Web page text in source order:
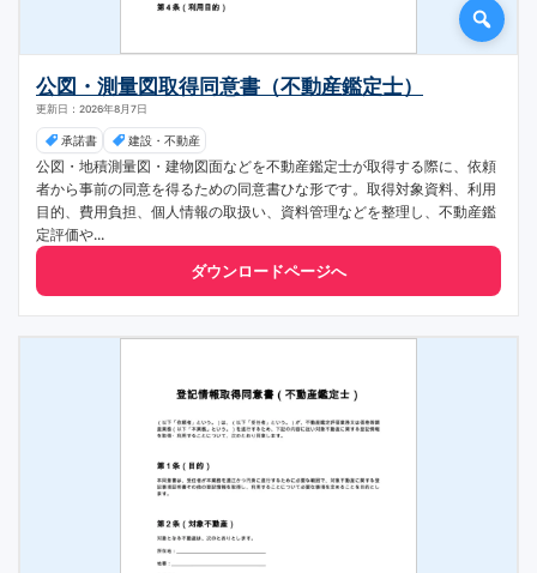
公図・測量図取得同意書（不動産鑑定士）
更新日：2026年8月7日
承諾書 建設・不動産
公図・地積測量図・建物図面などを不動産鑑定士が取得する際に、依頼
者から事前の同意を得るための同意書ひな形です。取得対象資料、利用
目的、費用負担、個人情報の取扱い、資料管理などを整理し、不動産鑑
定評価や...
ダウンロードページへ